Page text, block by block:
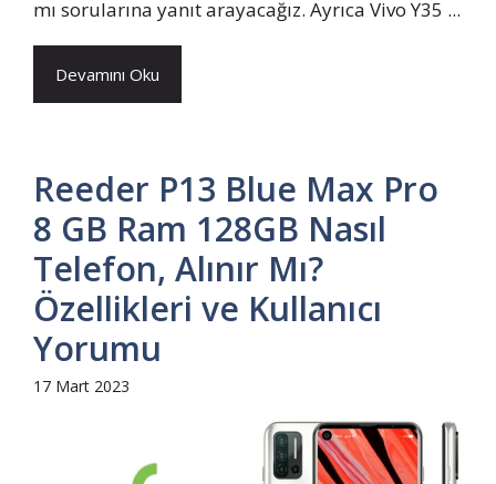
mı sorularına yanıt arayacağız. Ayrıca Vivo Y35 ...
Devamını Oku
Reeder P13 Blue Max Pro
8 GB Ram 128GB Nasıl
Telefon, Alınır Mı?
Özellikleri ve Kullanıcı
Yorumu
17 Mart 2023